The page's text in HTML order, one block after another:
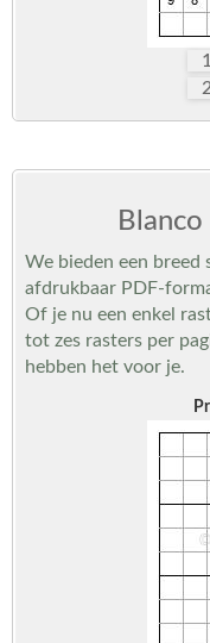
We bieden een breed
afdrukbaar PDF-
Of je nu een enkel
tot zes rasters per
hebben het voor je.